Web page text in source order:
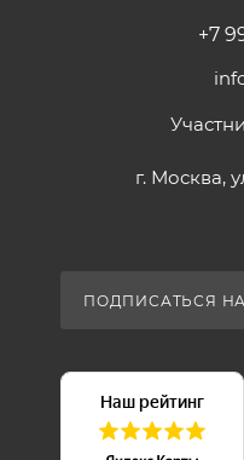
+7
г. Москва,
ПОДПИСАТЬСЯ